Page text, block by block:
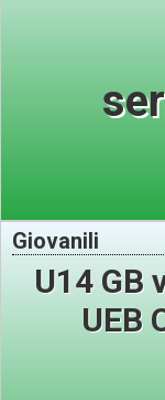
Giovanili
U14 GB
UEB